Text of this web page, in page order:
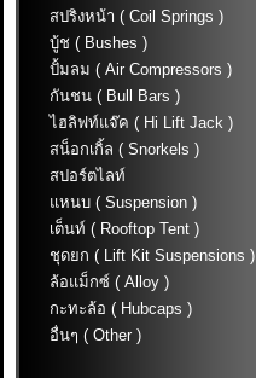
สปริงหน้า ( Coil Springs )
บู้ช ( Bushes )
ปั้มลม ( Air Compressors )
กันชน ( Bull Bars )
ไฮลิฟท์แจ๊ค ( Hi Lift Jack )
สน็อกเกิ้ล ( Snorkels )
สปอร์ตไลท์
แหนบ ( Suspension )
เต็นท์ ( Rooftop Tent )
ชุดยก ( Lift Kit Suspensions )
ล้อแม็กซ์ ( Alloy )
กะทะล้อ ( Hubcaps )
อื่นๆ ( Other )